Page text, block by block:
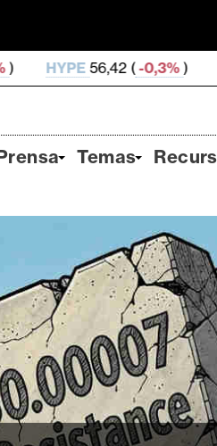
( -0,3%) DOGE0,069
Temas